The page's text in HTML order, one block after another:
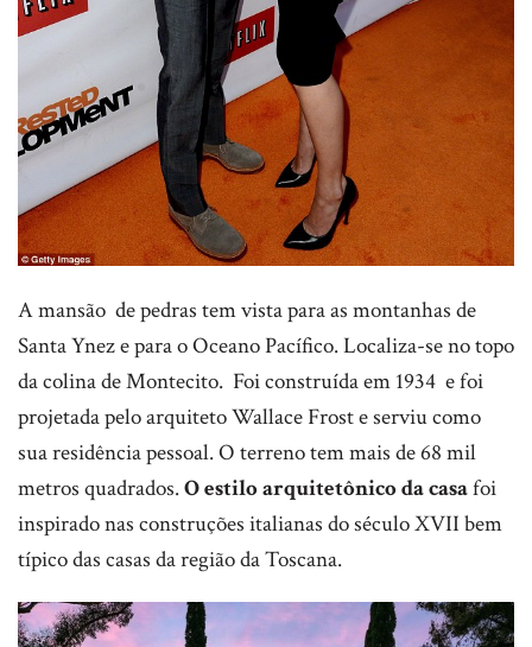
A mansão de pedras tem vista para as montanhas de
Santa Ynez e para o Oceano Pacífico. Localiza-se no topo
da colina de Montecito. Foi construída em 1934 e foi
projetada pelo arquiteto Wallace Frost e serviu como
sua residência pessoal. O terreno tem mais de 68 mil
metros quadrados.O estilo arquitetônico da casafoi
inspirado nas construções italianas do século XVII bem
típico das casas da região da Toscana.